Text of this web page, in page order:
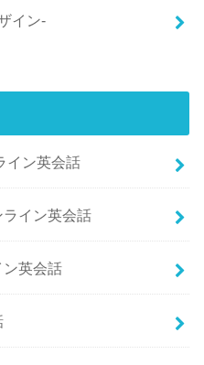
イン-
イン英会話
イン英会話
ン英会話